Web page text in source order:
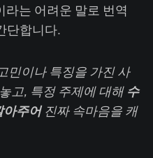
는 어려운 말로 번역
단합니다.
민이나 특징을 가진 사
고, 특정 주제에 대해 수
아주어진짜 속마음을 캐